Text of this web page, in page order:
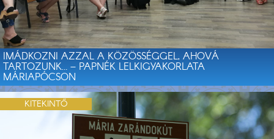
IMÁDKOZNI AZZAL A KÖZÖSSÉGGEL, AHOVÁ
TARTOZUNK… – PAPNÉK LELKIGYAKORLATA
MÁRIAPÓCSON
KITEKINTŐ